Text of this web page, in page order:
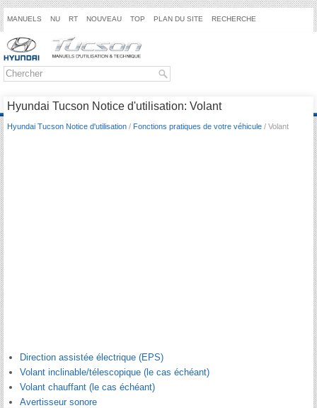
MANUELS NU RT NOUVEAU TOP PLAN DU SITE RECHERCHE
Hyundai Tucson Notice d'utilisation: Volant
Hyundai Tucson Notice d'utilisation / Fonctions pratiques de votre véhicule / Volant
Direction assistée électrique (EPS)
Volant inclinable/télescopique (le cas échéant)
Volant chauffant (le cas échéant)
Avertisseur sonore